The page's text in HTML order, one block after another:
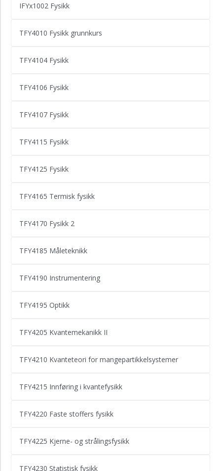
IFYx1002 Fysikk
TFY4010 Fysikk grunnkurs
TFY4104 Fysikk
TFY4106 Fysikk
TFY4107 Fysikk
TFY4115 Fysikk
TFY4125 Fysikk
TFY4165 Termisk fysikk
TFY4170 Fysikk 2
TFY4185 Måleteknikk
TFY4190 Instrumentering
TFY4195 Optikk
TFY4205 Kvantemekanikk II
TFY4210 Kvanteteori for mangepartikkelsystemer
TFY4215 Innføring i kvantefysikk
TFY4220 Faste stoffers fysikk
TFY4225 Kjerne- og strålingsfysikk
TFY4230 Statistisk fysikk